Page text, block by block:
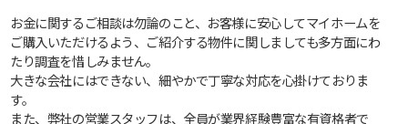
お金に関するご相談は勿論のこと、お客様に安心してマイホームを
ご購入いただけるよう、ご紹介する物件に関しましても多方面にわ
たり調査を惜しみません。
大きな会社にはできない、細やかで丁寧な対応を心掛けておりま
す。
また、弊社の営業スタッフは、全員が業界経験豊富な有資格者で